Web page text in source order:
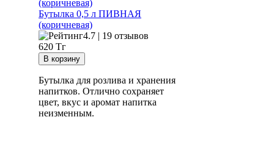
Бутылка 0,5 л ПИВНАЯ
(коричневая)
4.7 | 19 отзывов
620 Тг
Бутылка для розлива и хранения
напитков. Отлично сохраняет
цвет, вкус и аромат напитка
неизменным.